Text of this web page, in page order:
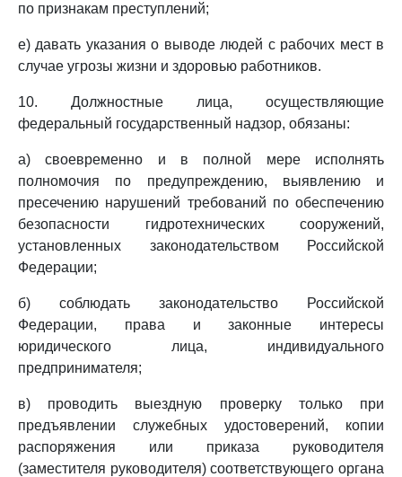
по признакам преступлений;
е) давать указания о выводе людей с рабочих мест в
случае угрозы жизни и здоровью работников.
10. Должностные лица, осуществляющие
федеральный государственный надзор, обязаны:
а) своевременно и в полной мере исполнять
полномочия по предупреждению, выявлению и
пресечению нарушений требований по обеспечению
безопасности гидротехнических сооружений,
установленных законодательством Российской
Федерации;
б) соблюдать законодательство Российской
Федерации, права и законные интересы
юридического лица, индивидуального
предпринимателя;
в) проводить выездную проверку только при
предъявлении служебных удостоверений, копии
распоряжения или приказа руководителя
(заместителя руководителя) соответствующего органа